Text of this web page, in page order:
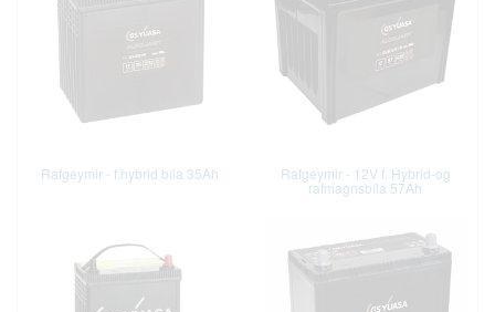
Rafgeymir - f.hybrid bíla 35Ah Rafgeymir - 12V f. Hybrid-og
rafmagnsbíla 57Ah